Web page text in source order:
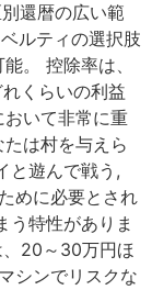
還暦の広い範
ルティの選択肢
。 控除率は、
くらいの利益
いて非常に重
は村を与えら
と遊んで戦う,
めに必要とされ
う特性がありま
20～30万円ほ
シンでリスクな